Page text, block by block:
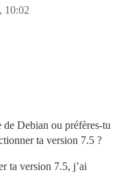
10:02
de Debian ou préfères-tu
ta version 7.5 ?
ta version 7.5, j’ai